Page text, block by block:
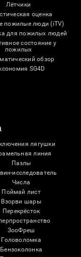
Лётчики
оценка
пожилые люди (iTV)
для пожилых людей
состояние у
пожилых
обзор
SG4D
лягушки
линия
Пазлы
исследователь
Числа
Поймай лист
Взорви шары
Перекрёсток
ЗооФреш
Головоломка
Бензоколонка